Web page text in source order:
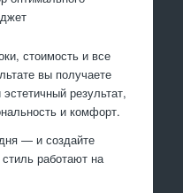
стоимость и все
вы получаете
результат,
и комфорт.
— и создайте
стиль работают на